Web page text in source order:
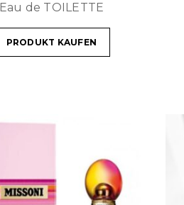
Eau de TOILETTE
PRODUKT KAUFEN